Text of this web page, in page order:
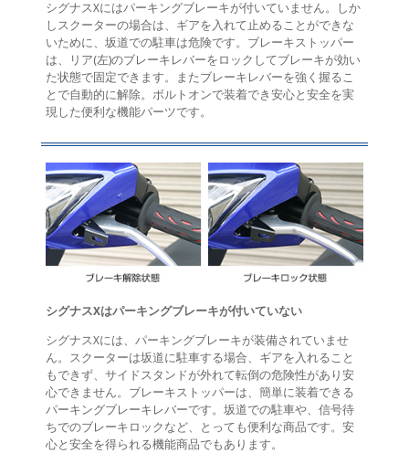
シグナスXにはパーキングブレーキが付いていません。しか
しスクーターの場合は、ギアを入れて止めることができな
いために、坂道での駐車は危険です。ブレーキストッパー
は、リア(左)のブレーキレバーをロックしてブレーキが効い
た状態で固定できます。またブレーキレバーを強く握るこ
とで自動的に解除。ボルトオンで装着でき安心と安全を実
現した便利な機能パーツです。
シグナスXはパーキングブレーキが付いていない
シグナスXには、パーキングブレーキが装備されていませ
ん。スクーターは坂道に駐車する場合、ギアを入れること
もできず、サイドスタンドが外れて転倒の危険性があり安
心できません。ブレーキストッパーは、簡単に装着できる
パーキングブレーキレバーです。坂道での駐車や、信号待
ちでのブレーキロックなど、とっても便利な商品です。安
心と安全を得られる機能商品でもあります。